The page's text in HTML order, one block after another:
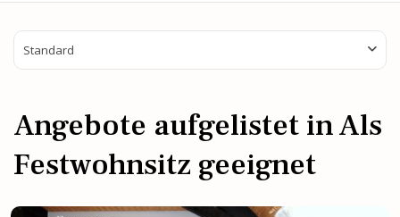
Standard
Angebote aufgelistet in Als
Festwohnsitz geeignet